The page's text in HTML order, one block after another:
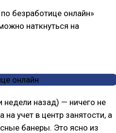
безработице онлайн»
наткнуться на
недели назад) — ничего не
учет в центр занятости, а
банеры. Это ясно из